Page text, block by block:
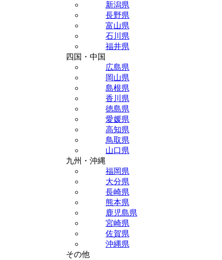
新潟県
長野県
富山県
石川県
福井県
四国・中国
広島県
岡山県
島根県
香川県
徳島県
愛媛県
高知県
鳥取県
山口県
九州・沖縄
福岡県
大分県
長崎県
熊本県
鹿児島県
宮崎県
佐賀県
沖縄県
その他